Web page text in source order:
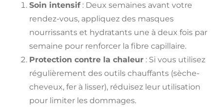
Soin intensif: Deux semaines avant votre
rendez-vous, appliquez des masques
nourrissants et hydratants une à deux fois par
semaine pour renforcer la fibre capillaire.
Protection contre la chaleur : Si vous utilisez
régulièrement des outils chauffants (sèche-
cheveux, fer à lisser), réduisez leur utilisation
pour limiter les dommages.